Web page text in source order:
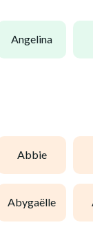
angelina
abbie
abygaëlle